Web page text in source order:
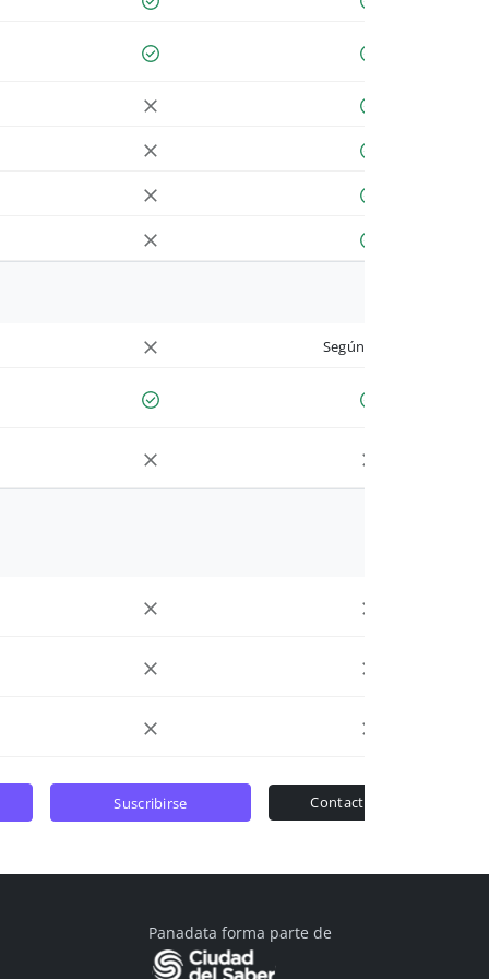
Según cuenta
suscribirse contactar ventas
Panadata forma parte de